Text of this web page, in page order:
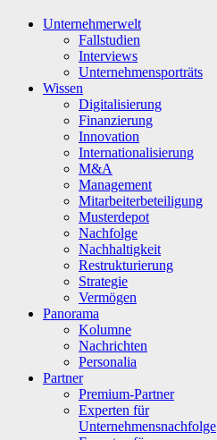
Unternehmerwelt
Fallstudien
Interviews
Unternehmensporträts
Wissen
Digitalisierung
Finanzierung
Innovation
Internationalisierung
M&A
Management
Mitarbeiterbeteiligung
Musterdepot
Nachfolge
Nachhaltigkeit
Restrukturierung
Strategie
Vermögen
Panorama
Kolumne
Nachrichten
Personalia
Partner
Premium-Partner
Experten für
Unternehmensnachfolge